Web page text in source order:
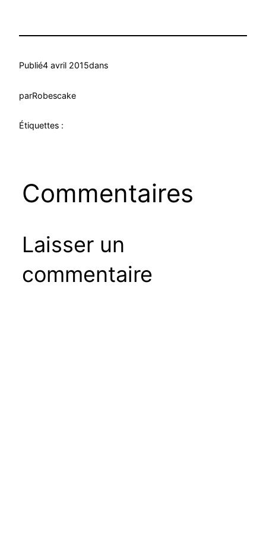
Publié4 avril 2015dans
parRobescake
Étiquettes :
Commentaires
Laisser un
commentaire